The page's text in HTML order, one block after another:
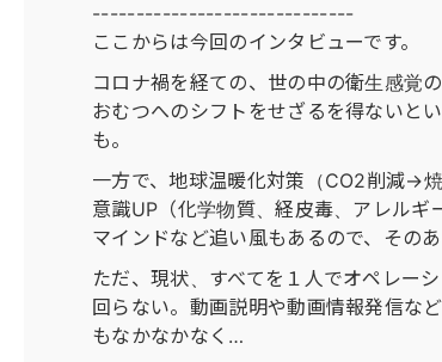
------------------------------
ここからは今回のインタビューです。
コロナ禍を経ての、世の中の衛生感覚
おむつへのシフトをせざるを得ないと
も。
一方で、地球温暖化対策（CO2削減→
意識UP（化学物質、経皮毒、アレル
マインドなど追い風もあるので、その
ただ、現状、すべてを１人でオペレー
回らない。動画説明や動画情報発信な
もなかなかなく…